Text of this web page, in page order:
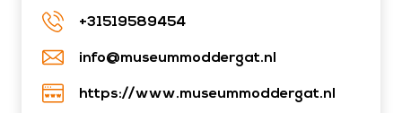
+31519589454
info@museummoddergat.nl
https://www.museummoddergat.nl